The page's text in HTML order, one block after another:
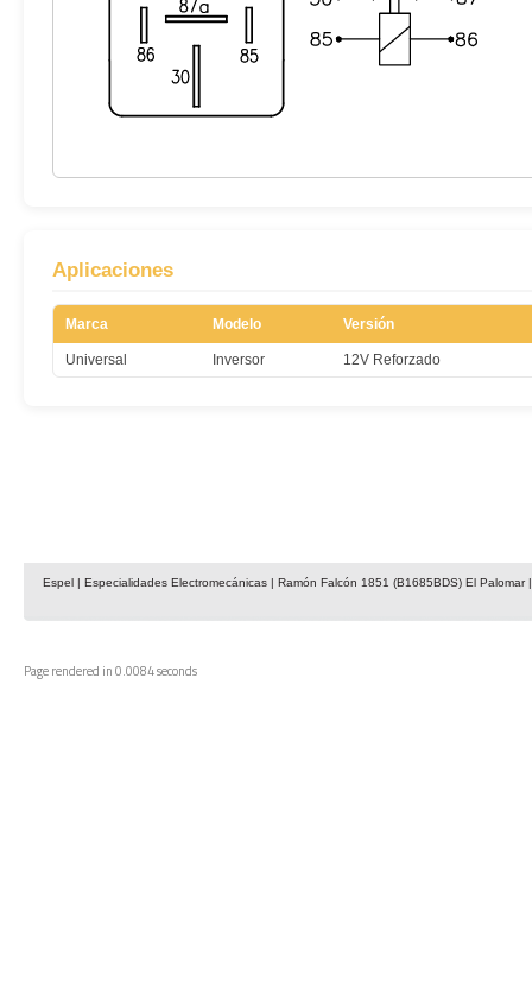
Aplicaciones
Marca Modelo Versión
Universal Inversor 12V Reforzado
Espel | Especialidades Electromecánicas | Ramón Falcón 1851 (B1685BDS) El
Page rendered in 0.0084 seconds